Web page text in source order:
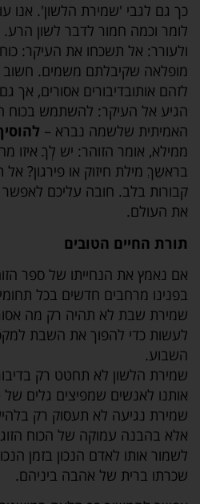
כך גם לגבי 'שמירת הלשון'. אנו
לומר וכמה חמור לדבר לשון
ולעורר: אל תשכחו את העיקר:
מופלאה שקיבלתם משמים. חשוב
לזהם אותובדיבורים אסורים, אך
הגיע אל העיקר: להשתמש בכוח
האמיתית שלשמה נברא –
ממילא, אומר הזוהר: יש לְךָ איזו
בראשֵךְ מילת חיזוק או פירגון?
קבורות בלב. חובה עליכם לאפשר
את העולם.
תורת החיים הטובים
אם נאמץ את הנחייתו של ספר
בפנינו מרחבים חדשים בכל
שמירת שבת לא תהיה רק מה
לעשות כדי להפוך את השבת
השבוע.
שמירת הלשון לא תחטט רק
אותנו לאנשים שמפיצים גלים של
שמירת נגיעה לא תעסוק רק
אלא בהבנה עמוקה של הכוח
לשמור אותו לאדם הנכון בזמן
שכרתו ברית של אהבה ביניהם.